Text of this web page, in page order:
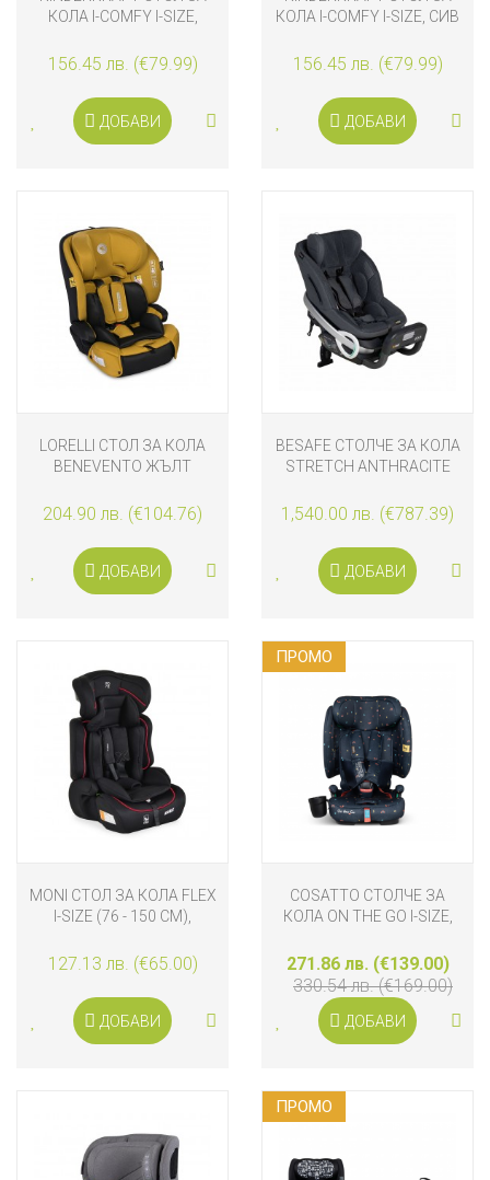
КОЛА I-COMFY I-SIZE,
156.45 лв. (€79.99)
ДОБАВИ
КОЛА I-COMFY I-SIZE, СИВ
156.45 лв. (€79.99)
ДОБАВИ
LORELLI СТОЛ ЗА КОЛА
BENEVENTO ЖЪЛТ
204.90 лв. (€104.76)
ДОБАВИ
BESAFE СТОЛЧЕ ЗА КОЛА
STRETCH ANTHRACITE
1,540.00 лв. (€787.39)
ДОБАВИ
MONI СТОЛ ЗА КОЛА FLEX
I-SIZE (76 - 150 СМ),
127.13 лв. (€65.00)
ДОБАВИ
ПРОМO
COSATTO СТОЛЧЕ ЗА
КОЛА ON THE GO I-SIZE,
271.86 лв. (€139.00)
330.54 лв. (€169.00)
ДОБАВИ
ПРОМO